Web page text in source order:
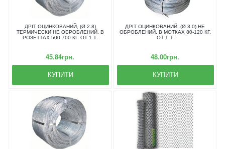
ДРІТ ОЦИНКОВАНИЙ, (Ø 2.8)
ТЕРМИЧЕСКИ НЕ ОБРОБЛЕНИЙ, В
РОЗЕТТАХ 500-700 КГ. ОТ 1 Т.
45.84грн.
КУПИТИ
ДРІТ ОЦИНКОВАНИЙ, (Ø 3.0) НЕ
ОБРОБЛЕНИЙ, В МОТКАХ 80-120 КГ.
ОТ 1 Т.
48.00грн.
КУПИТИ